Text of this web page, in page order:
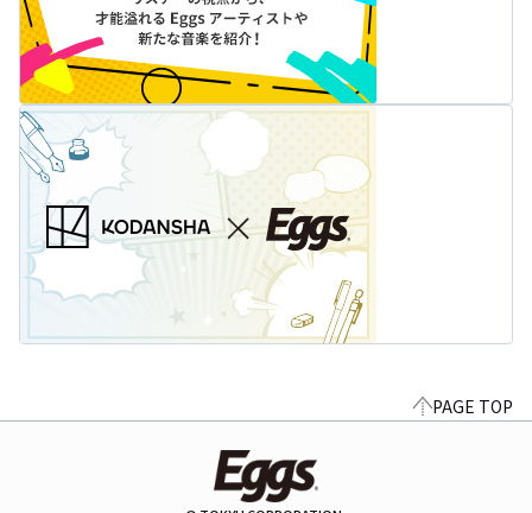
PAGE TOP